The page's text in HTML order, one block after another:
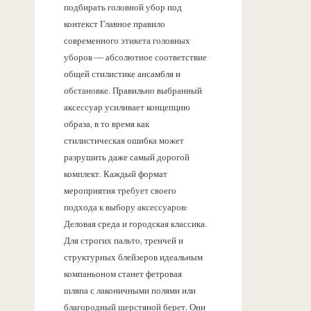
подбирать головной убор под
контекст Главное правило
современного этикета головных
уборов — абсолютное соответствие
общей стилистике ансамбля и
обстановке. Правильно выбранный
аксессуар усиливает концепцию
образа, в то время как
стилистическая ошибка может
разрушить даже самый дорогой
комплект. Каждый формат
мероприятия требует своего
подхода к выбору аксессуаров:
Деловая среда и городская классика.
Для строгих пальто, тренчей и
структурных блейзеров идеальным
компаньоном станет фетровая
шляпа с лаконичными полями или
благородный шерстяной берет. Они